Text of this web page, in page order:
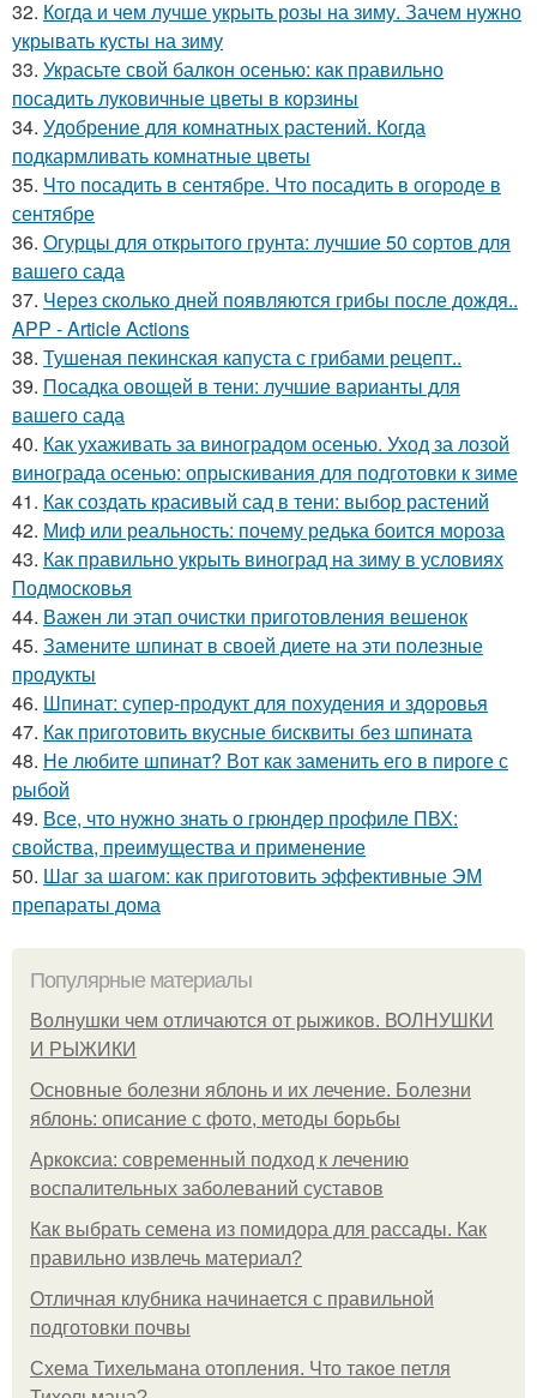
32. Когда и чем лучше укрыть розы на зиму. Зачем нужно
укрывать кусты на зиму
33. Украсьте свой балкон осенью: как правильно
посадить луковичные цветы в корзины
34. Удобрение для комнатных растений. Когда
подкармливать комнатные цветы
35. Что посадить в сентябре. Что посадить в огороде в
сентябре
36. Огурцы для открытого грунта: лучшие 50 сортов для
вашего сада
37. Через сколько дней появляются грибы после дождя..
APP - Article Actions
38. Тушеная пекинская капуста с грибами рецепт..
39. Посадка овощей в тени: лучшие варианты для
вашего сада
40. Как ухаживать за виноградом осенью. Уход за лозой
винограда осенью: опрыскивания для подготовки к зиме
41. Как создать красивый сад в тени: выбор растений
42. Миф или реальность: почему редька боится мороза
43. Как правильно укрыть виноград на зиму в условиях
Подмосковья
44. Важен ли этап очистки приготовления вешенок
45. Замените шпинат в своей диете на эти полезные
продукты
46. Шпинат: супер-продукт для похудения и здоровья
47. Как приготовить вкусные бисквиты без шпината
48. Не любите шпинат? Вот как заменить его в пироге с
рыбой
49. Все, что нужно знать о грюндер профиле ПВХ:
свойства, преимущества и применение
50. Шаг за шагом: как приготовить эффективные ЭМ
препараты дома
Популярные материалы
Волнушки чем отличаются от рыжиков. ВОЛНУШКИ
И РЫЖИКИ
Основные болезни яблонь и их лечение. Болезни
яблонь: описание с фото, методы борьбы
Аркоксиа: современный подход к лечению
воспалительных заболеваний суставов
Как выбрать семена из помидора для рассады. Как
правильно извлечь материал?
Отличная клубника начинается с правильной
подготовки почвы
Схема Тихельмана отопления. Что такое петля